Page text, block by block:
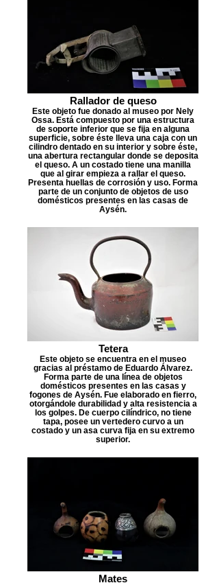
Rallador de queso
Este objeto fue donado al museo por Nely
Ossa. Está compuesto por una estructura
de soporte inferior que se fija en alguna
superficie, sobre éste lleva una caja con un
cilindro dentado en su interior y sobre éste,
una abertura rectangular donde se deposita
el queso. A un costado tiene una manilla
que al girar empieza a rallar el queso.
Presenta huellas de corrosión y uso. Forma
parte de un conjunto de objetos de uso
domésticos presentes en las casas de
Aysén.
Tetera
Este objeto se encuentra en el museo
gracias al préstamo de Eduardo Álvarez.
Forma parte de una línea de objetos
domésticos presentes en las casas y
fogones de Aysén. Fue elaborado en fierro,
otorgándole durabilidad y alta resistencia a
los golpes. De cuerpo cilíndrico, no tiene
tapa, posee un vertedero curvo a un
costado y un asa curva fija en su extremo
superior.
Mates